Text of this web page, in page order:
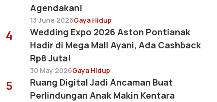
Agendakan!
13 June 2026Gaya Hidup
4
Wedding Expo 2026 Aston Pontianak
Hadir di Mega Mall Ayani, Ada Cashback
Rp8 Juta!
30 May 2026Gaya Hidup
5
Ruang Digital Jadi Ancaman Buat
Perlindungan Anak Makin Kentara